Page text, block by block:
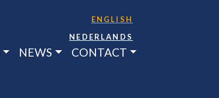
ENGLISH
NEDERLANDS
NEWS CONTACT